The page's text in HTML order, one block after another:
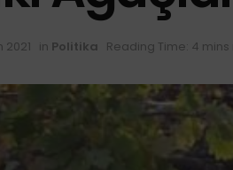
2021 in Politika Reading Time: 4